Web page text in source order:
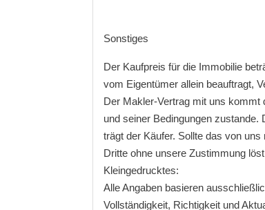
Sonstiges
Der Kaufpreis für die Immobilie
vom Eigentümer allein beauftragt,
Der Makler-Vertrag mit uns kommt
und seiner Bedingungen
trägt der Käufer. Sollte das von
Dritte ohne unsere Zustimmung
Kleingedrucktes:
Alle Angaben basieren
Vollständigkeit, Richtigkeit und